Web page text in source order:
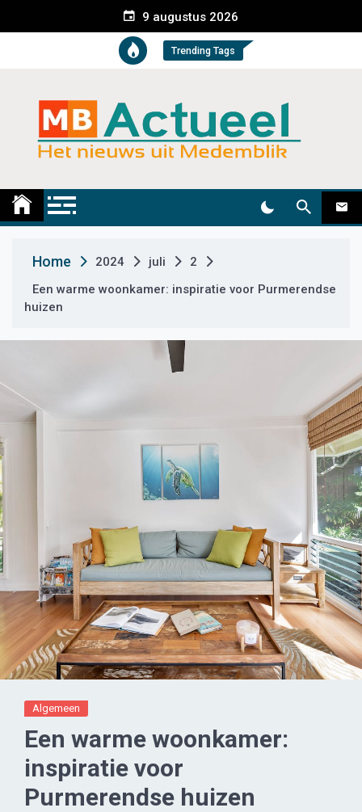
e
t
9 augustus 2026
Trending Tags
Medemblik Actueel
Home 2024 juli
2
Een warme woonkamer: inspiratie voor Purmerendse
huizen
Algemeen
Een warme woonkamer:
inspiratie voor
Purmerendse huizen